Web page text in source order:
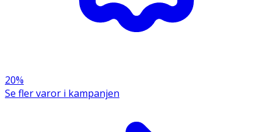
· 2250 mg DHA per dag bidrar till att bibehålla normal
synförmåga.
20%
Se fler varor i kampanjen